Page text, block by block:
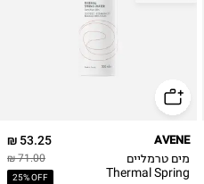
53.25 ₪
71.00 ₪
25% OFF
AVENE
מים טרמליים
Thermal Spring